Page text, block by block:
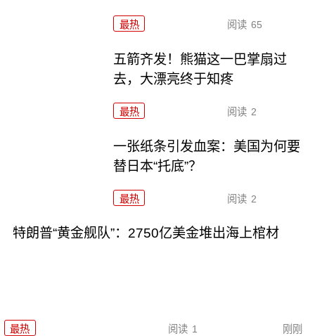
最热 阅读 65
五箭齐发！熊猫这一巴掌扇过
去，大漂亮终于知疼
最热 阅读 2
一张纸条引发血案：美国为何要
替日本“托底”？
最热 阅读 2
特朗普“黄金舰队”：2750亿美金堆出海上棺材
最热 阅读 1 刚刚